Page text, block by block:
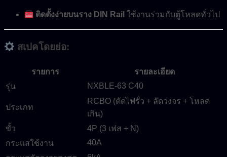
ติดตั้งง่ายบนราง DIN Rail ใช้งานร่วมกับตู้โหลดทั่วไป
สเปคโดยย่อ:
รายการ
รายละเอียด
รุ่น
NXBLE-63 C40
ประเภท
RCBO (ตัดไฟรั่ว + ลัดวงจร + โหลด
เกิน)
ขั้ว
4P (3 เฟส + N)
กระแสใช้งาน
40A